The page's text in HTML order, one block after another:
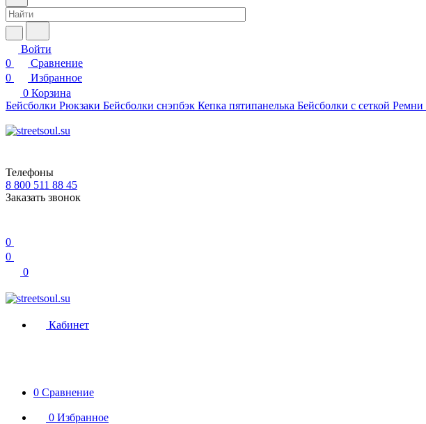
Войти
0
Сравнение
0
Избранное
0 Корзина
Бейсболки Рюкзаки Бейсболки снэпбэк Кепка пятипанелька Бейсболки с сеткой Ремни
Телефоны
8 800 511 88 45
Заказать звонок
0
0
0
Кабинет
0 Сравнение
0 Избранное